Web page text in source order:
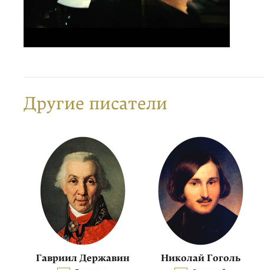
Другие писатели
Гавриил Державин Николай Гоголь